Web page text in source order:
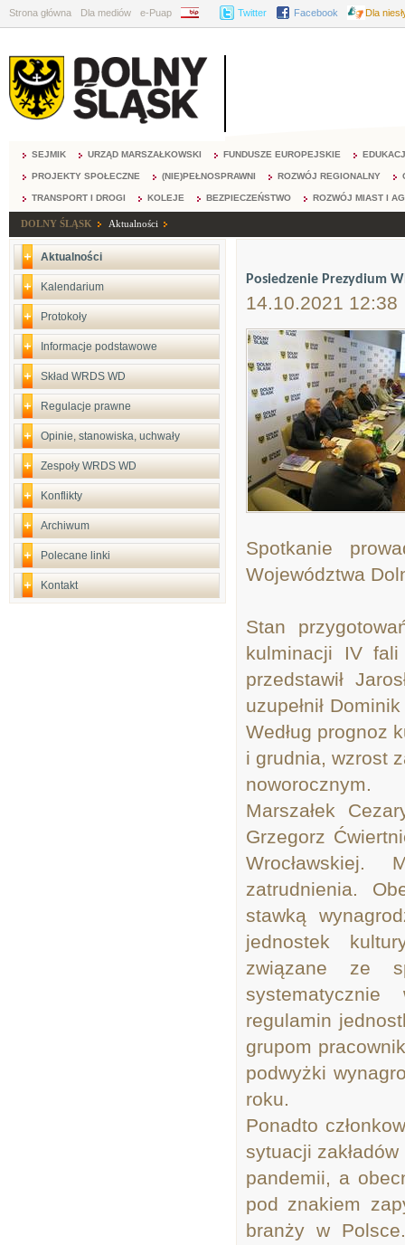
Strona główna Dla mediów e-Puap BIP Twitter Facebook Dla
SEJMIK URZĄD MARSZAŁKOWSKI FUNDUSZE EUROPEJSKIE
PROJEKTY SPOŁECZNE (NIE)PEŁNOSPRAWNI ROZWÓJ REGIONALNY
TRANSPORT I DROGI KOLEJE BEZPIECZEŃSTWO ROZWÓJ MIAST I
DOLNY ŚLĄSK Aktualności
Aktualności
Kalendarium
Protokoły
Informacje podstawowe
Skład WRDS WD
Regulacje prawne
Opinie, stanowiska, uchwały
Zespoły WRDS WD
Konflikty
Archiwum
Polecane linki
Kontakt
Posiedzenie Prezydium
14.10.2021 12:38
Spotkanie
Województwa
Stan
kulminacji IV
przedstawił
uzupełnił
Według prognoz
i grudnia, wzrost
noworocznym.
Marszałek
Grzegorz
Wrocławskiej.
zatrudnienia.
stawką
jednostek
związane ze
regulamin
grupom
podwyżki
roku.
Ponadto
sytuacji
pandemii, a
pod znakiem
branży w